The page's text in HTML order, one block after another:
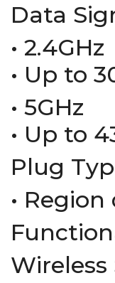
Data
• 2.4GHz
• Up to
• 5GHz
• Up to
Plug
•